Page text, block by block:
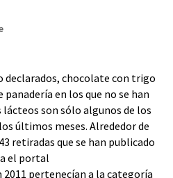
declarados, chocolate con trigo
en los que no se han
son sólo algunos de los
últimos meses. Alrededor de
retiradas que se han publicado
el portal
pertenecían a la categoría